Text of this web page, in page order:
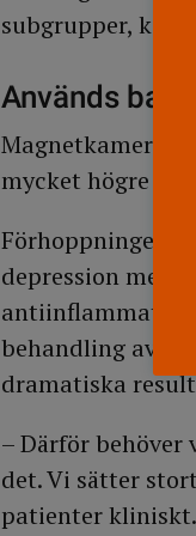
subgrupper, kan
Används
Magnetkameran
mycket högre
Förhoppningen
depression med
behandling av
dramatiska
– Därför
det. Vi sätter
patienter kliniskt.